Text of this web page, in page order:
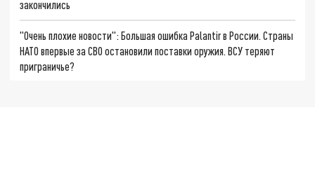
закончились
"Очень плохие новости": Большая ошибка Palantir в России. Страны
НАТО впервые за СВО остановили поставки оружия. ВСУ теряют
приграничье?